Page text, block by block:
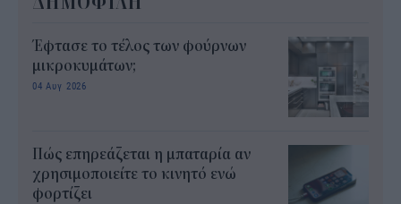
Έφτασε το τέλος των φούρνων
μικροκυμάτων;
04 Αυγ 2026
Πώς επηρεάζεται η μπαταρία αν
χρησιμοποιείτε το κινητό ενώ
φορτίζει